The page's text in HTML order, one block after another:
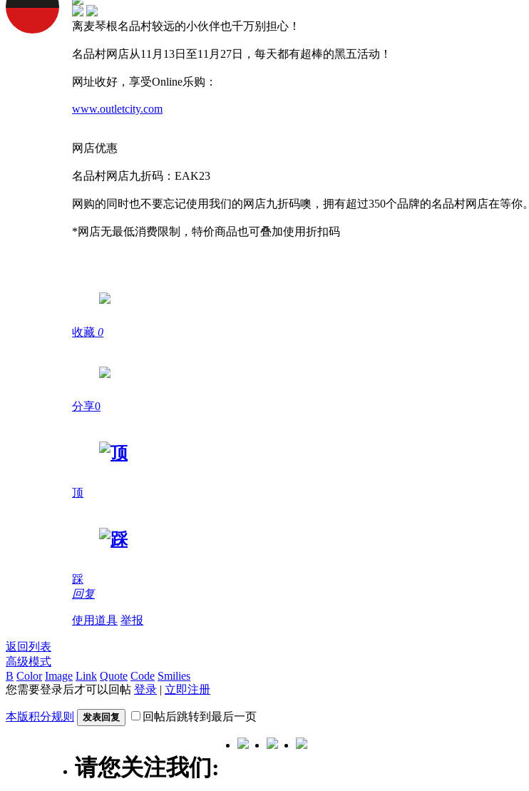
离麦琴根名品村较远的小伙伴也千万别担心！
名品村网店从11月13日至11月27日，每天都有超棒的黑五活动！
网址收好，享受Online乐购：
www.outletcity.com
网店优惠
名品村网店九折码：EAK23
网购的同时也不要忘记使用我们的网店九折码噢，拥有超过350个品牌的名品村网店在等你。
*网店无最低消费限制，特价商品也可叠加使用折扣码
收藏 0
分享0
顶
踩
回复
使用道具 举报
返回列表
高级模式
B Color Image Link Quote Code Smilies
您需要登录后才可以回帖 登录 | 立即注册
本版积分规则 发表回复 回帖后跳转到最后一页
请您关注我们: